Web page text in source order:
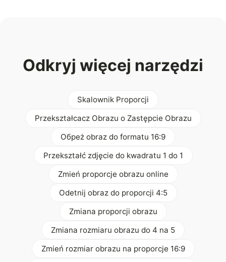
Odkryj więcej narzędzi
Skalownik Proporcji
Przekształcacz Obrazu o Zastępcie Obrazu
Oбреż obraz do formatu 16:9
Przekształć zdjęcie do kwadratu 1 do 1
Zmień proporcje obrazu online
Odetnij obraz do proporcji 4:5
Zmiana proporcji obrazu
Zmiana rozmiaru obrazu do 4 na 5
Zmień rozmiar obrazu na proporcje 16:9